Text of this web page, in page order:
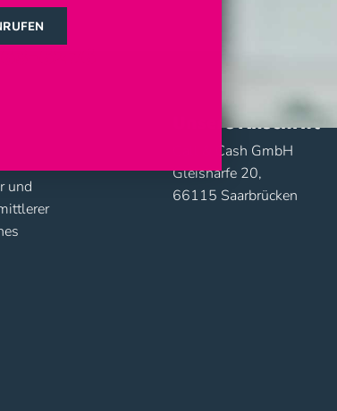
und
Call & Cash GmbH
Gleisharfe 20,
66115 Saarbrücken